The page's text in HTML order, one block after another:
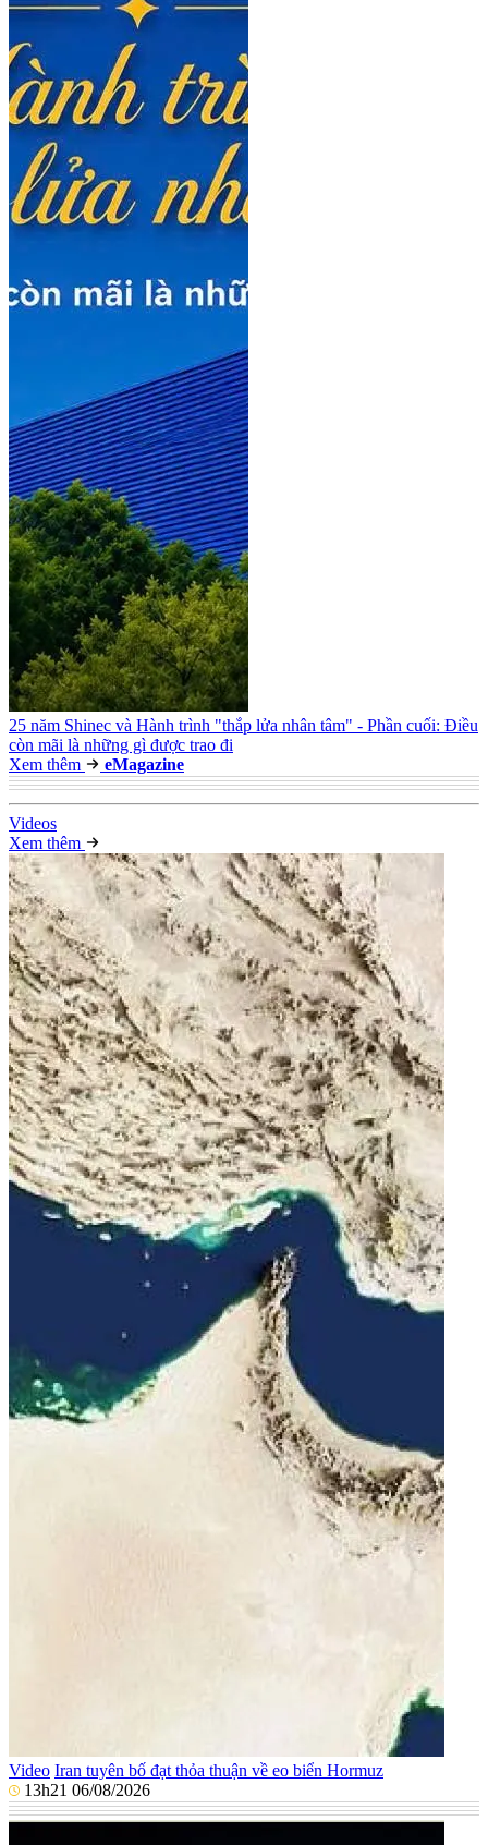
25 năm Shinec và Hành trình "thắp lửa nhân tâm" - Phần cuối: Điều
còn mãi là những gì được trao đi
Xem thêm
eMagazine
Videos
Xem thêm
Video Iran tuyên bố đạt thỏa thuận về eo biển Hormuz
13h21 06/08/2026